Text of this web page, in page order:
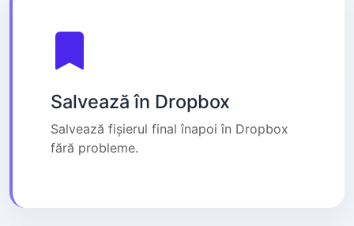
Salvează în Dropbox
Salvează fișierul final înapoi în Dropbox
fără probleme.